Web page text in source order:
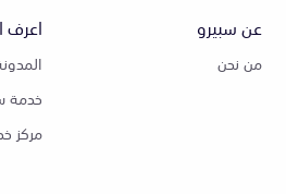
عن سبيرو
من نحن
اعرف
خدمة
مركز